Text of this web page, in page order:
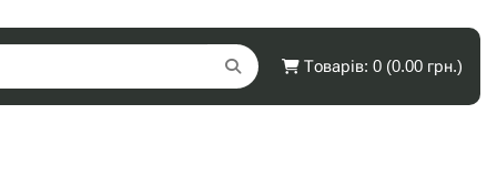
Товарів: 0 (0.00 грн.)